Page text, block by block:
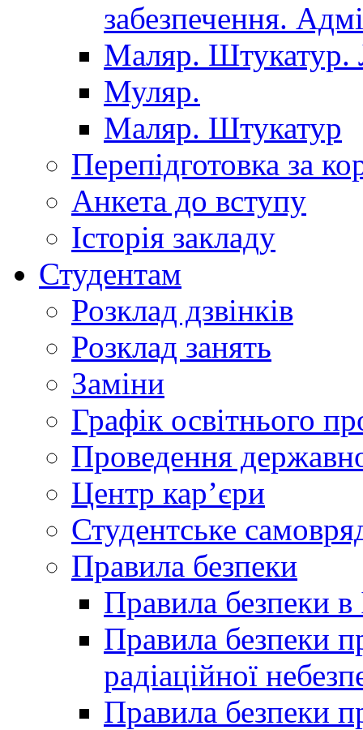
забезпечення.
Маляр. Штукатур.
Муляр.
Маляр. Штукатур
Перепідготовка за
Анкета до вступу
Історія закладу
Студентам
Розклад дзвінків
Розклад занять
Заміни
Графік освітнього
Проведення
Центр кар’єри
Студентське
Правила безпеки
Правила безпеки в
Правила безпеки
радіаційної
Правила безпеки